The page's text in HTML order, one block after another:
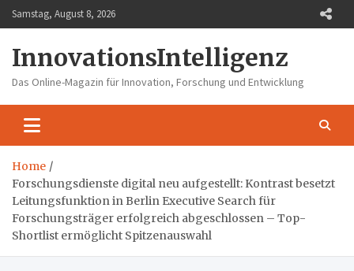
Skip
to
Samstag, August 8, 2026
InnovationsIntelligenz
Das Online-Magazin für Innovation, Forschung und Entwicklung
Home
Forschungsdienste digital neu aufgestellt: Kontrast besetzt
Leitungsfunktion in Berlin Executive Search für
Forschungsträger erfolgreich abgeschlossen – Top-
Shortlist ermöglicht Spitzenauswahl